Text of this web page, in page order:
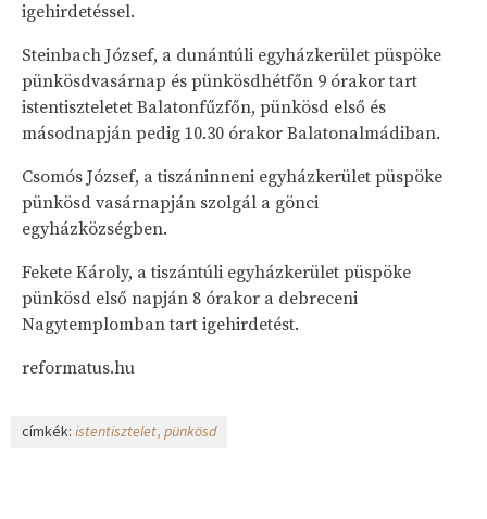
igehirdetéssel.
Steinbach József, a dunántúli egyházkerület püspöke
pünkösdvasárnap és pünkösdhétfőn 9 órakor tart
istentiszteletet Balatonfűzfőn, pünkösd első és
másodnapján pedig 10.30 órakor Balatonalmádiban.
Csomós József, a tiszáninneni egyházkerület püspöke
pünkösd vasárnapján szolgál a gönci
egyházközségben.
Fekete Károly, a tiszántúli egyházkerület püspöke
pünkösd első napján 8 órakor a debreceni
Nagytemplomban tart igehirdetést.
reformatus.hu
címkék: istentisztelet pünkösd